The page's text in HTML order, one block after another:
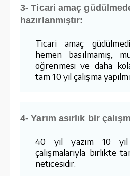
3- Ticari amaç
hazırlanmıştır:
Ticari amaç
hemen basılmamış,
öğrenmesi ve daha
tam 10 yıl çalışma
4- Yarım asırlık bir
40 yıl yazım 10 yıl
çalışmalarıyla birlikte
neticesidir.